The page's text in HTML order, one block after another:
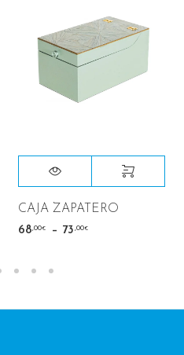
CAJA ZAPATERO
68 ,00€ – 73 ,00€